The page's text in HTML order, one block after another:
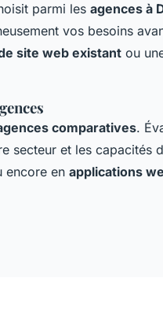
parmi les agences à
vos besoins
site web existant ou
comparatives.
secteur et les capacités
encore en applications